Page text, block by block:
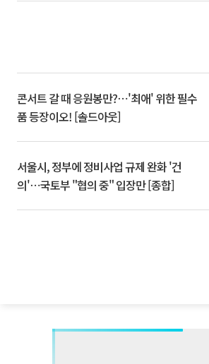
콘서트 갈 때 응원봉만?⋯'최애' 위한 필수
품 등장이오! [솔드아웃]
서울시, 정부에 정비사업 규제 완화 '건
의'⋯국토부 "협의 중" 입장만 [종합]